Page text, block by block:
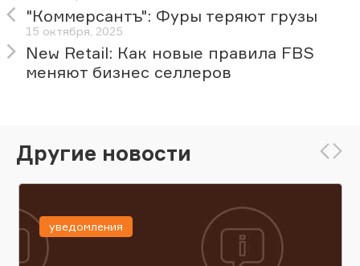
"Коммерсантъ": Фуры теряют грузы
15 октября, 2025
New Retail: Как новые правила FBS
меняют бизнес селлеров
Другие новости
уведомления